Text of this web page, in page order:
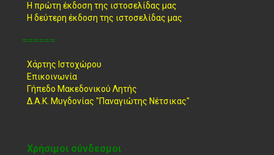
Η πρώτη έκδοση της ιστοσελίδας μας
Η δεύτερη έκδοση της ιστοσελίδας μας
======
Χάρτης Ιστοχώρου
Επικοινωνία
Γήπεδο Μακεδονικού Λητής
Δ.Α.Κ. Μυγδονίας "Παναγιώτης Νέτσικας"
Χρήσιμοι σύνδεσμοι